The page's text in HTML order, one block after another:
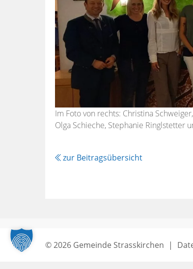
Im Foto von rechts: Christina
Olga Schieche, Stephanie Ringlstetter
zur Beitragsübersicht
© 2026 Gemeinde Strasskirchen |